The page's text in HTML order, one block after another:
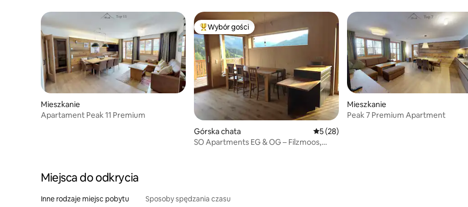
Mieszkanie
Apartament Peak 11 Premium
Najpopularniejsze z kategorii Wybór gości
Wybór gości
Górska chata Średnia ocena: 5 na 5, liczba recenzji: 28
5 (28)
SO Apartments EG & OG – Filzmoos,
Mieszkanie
Peak 7 Premium Apartment
Miejsca do odkrycia
Inne rodzaje miejsc pobytu Sposoby spędzania czasu